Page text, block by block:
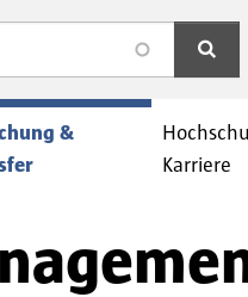
search
&
Karriere